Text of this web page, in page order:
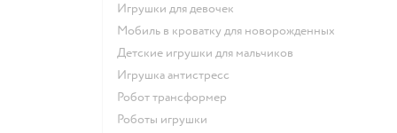
Игрушки для девочек
Мобиль в кроватку для новорожденных
Детские игрушки для мальчиков
Игрушка антистресс
Робот трансформер
Роботы игрушки